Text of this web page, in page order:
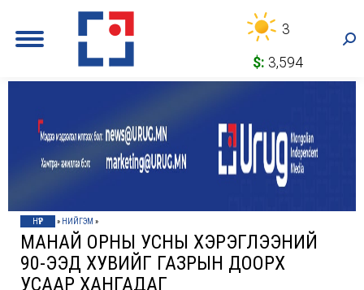
3
$: 3,594
НҮҮР » НИЙГЭМ »
МАНАЙ ОРНЫ УСНЫ ХЭРЭГЛЭЭНИЙ
90-ЭЭД ХУВИЙГ ГАЗРЫН ДООРХ
УСААР ХАНГАДАГ